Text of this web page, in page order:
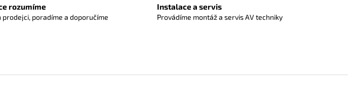
rozumíme
prodejci, poradíme a doporučíme
Instalace a servis
Provádíme montáž a servis AV techniky